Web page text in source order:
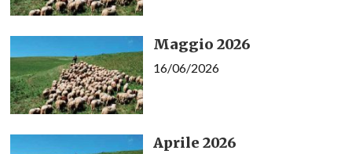
Maggio 2026
16/06/2026
Aprile 2026